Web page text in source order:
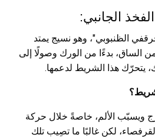
الظنبوبي"، وهو نسيج يمتد
الساق، بدءًا من الورك وصولًا إلى
يتحرّك هذا الشريط لدعمها.
ويسبّب الألم، خاصةً خلال حركة
لكن غالبًا ما تصِيب تلك